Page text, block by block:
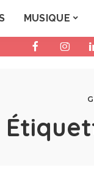
MUSIQUE